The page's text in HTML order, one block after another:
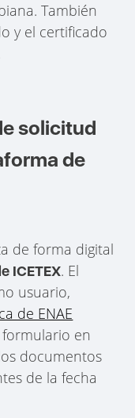
También
y el certificado
solicitud
de
de forma digital
ICETEX. El
usuario,
de ENAE
en
documentos
de la fecha